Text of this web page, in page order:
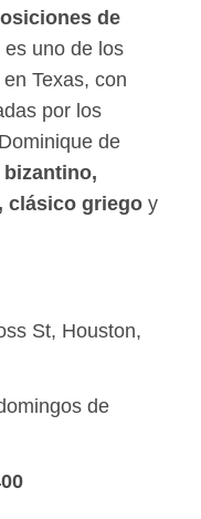
de
es uno de los
Texas, con
por los
de
bizantino,
clásico griego y
St, Houston,
de